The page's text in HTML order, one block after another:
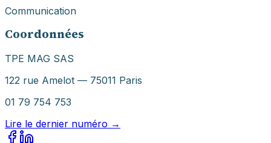
Communication
Coordonnées
TPE MAG SAS
122 rue Amelot — 75011 Paris
01 79 754 753
Lire le dernier numéro →